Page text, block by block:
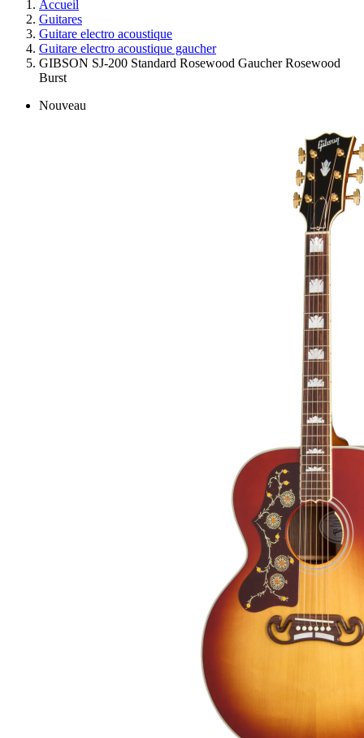
Accueil
Guitares
Guitare electro acoustique
Guitare electro acoustique gaucher
GIBSON SJ-200 Standard Rosewood Gaucher Rosewood
Burst
Nouveau